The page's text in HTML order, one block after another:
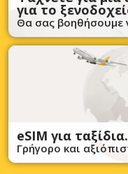
για το
Θα σας βοηθήσουμε
eSIM για
Γρήγορο και